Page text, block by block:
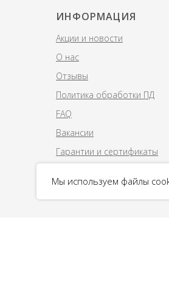
Мы используем файлы
ИНФОРМАЦИЯ
Акции и новости
О нас
Отзывы
Политика обработки ПД
FAQ
Вакансии
Гарантии и сертификаты
© 2018 Columb-ekb.ru